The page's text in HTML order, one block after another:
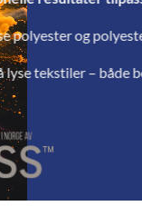
polyester og
tekstiler – både